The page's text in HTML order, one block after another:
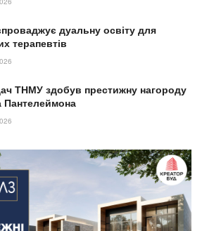
дуальну освіту для
терапевтів
ТНМУ здобув престижну нагороду
Пантелеймона